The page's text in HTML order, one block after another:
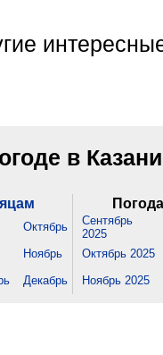
в
Октябрь
Сентябрь
2025
Ноябрь Октябрь 2025
Декабрь Ноябрь 2025